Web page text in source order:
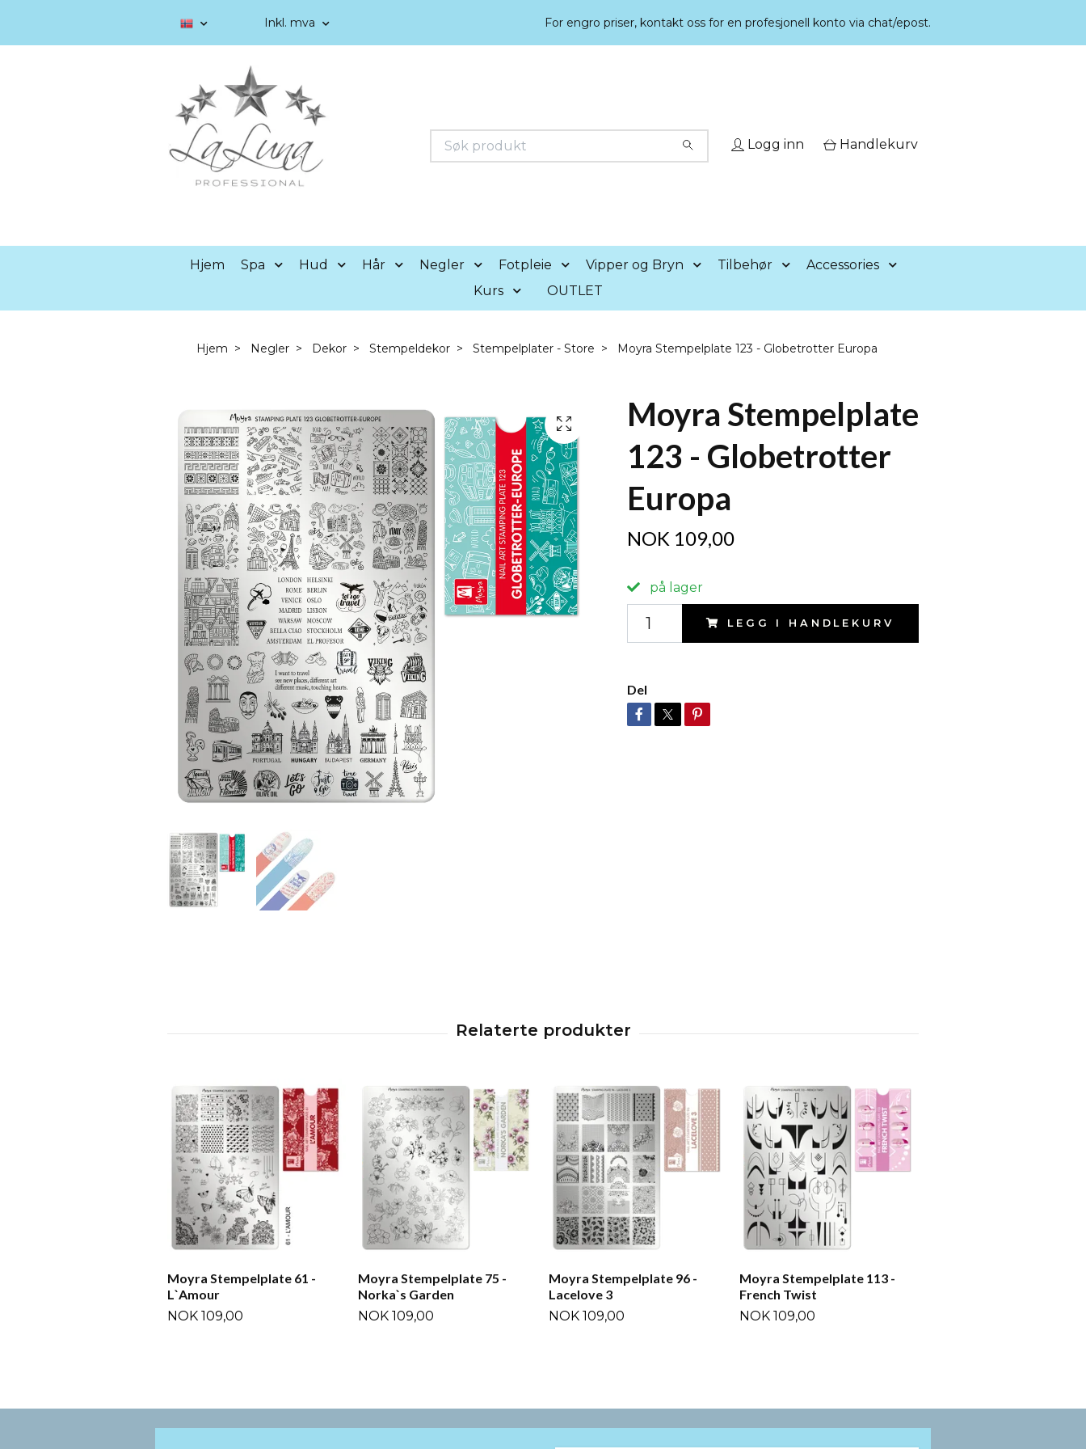
Inkl. mva For engro priser, kontakt oss for en profesjonell konto via chat/epost.
Logg inn Handlekurv
Hjem Spa Hud Hår Negler Fotpleie Vipper og Bryn Tilbehør
Accessories
Kurs
OUTLET
Hjem Negler Dekor Stempeldekor Stempelplater - Store Moyra Stempelplate 123 - Globetrotter Europa
Moyra Stempelplate
123 - Globetrotter
Europa
NOK 109,00
på lager
LEGG I HANDLEKURV
Del
Moyra Stempelplate 61 -
L`Amour
NOK 109,00
Moyra Stempelplate 75 -
Norka`s Garden
NOK 109,00
Moyra Stempelplate 96 -
Lacelove 3
NOK 109,00
Moyra Stempelplate 113 -
French Twist
NOK 109,00